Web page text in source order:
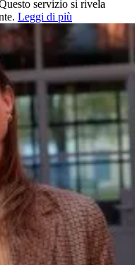
servizio si rivela
Leggi di più